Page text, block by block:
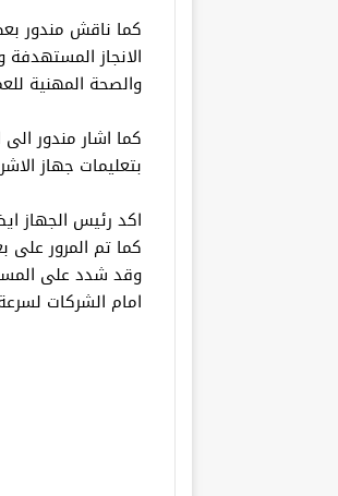
كما ناقش مندور
الانجاز
والصحة المهنية
كما اشار مندور
بتعليمات جهاز
اكد رئيس الجهاز
وقد شدد على
امام الشركات